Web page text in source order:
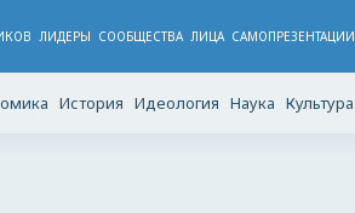
ЛИДЕРЫ CООБЩЕСТВА ЛИЦА САМОПРЕЗЕНТАЦИИ
История Идеология Наука Культура